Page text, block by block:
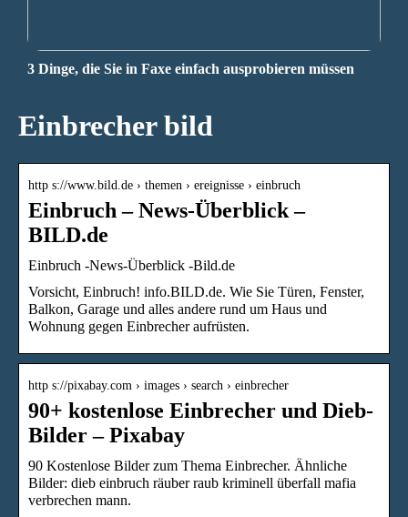
3 Dinge, die Sie in Faxe einfach ausprobieren müssen
Einbrecher bild
http s://www.bild.de › themen › ereignisse › einbruch
Einbruch – News-Überblick –
BILD.de
Einbruch -News-Überblick -Bild.de
Vorsicht, Einbruch! info.BILD.de. Wie Sie Türen, Fenster,
Balkon, Garage und alles andere rund um Haus und
Wohnung gegen Einbrecher aufrüsten.
http s://pixabay.com › images › search › einbrecher
90+ kostenlose Einbrecher und Dieb-
Bilder – Pixabay
90 Kostenlose Bilder zum Thema Einbrecher. Ähnliche
Bilder: dieb einbruch räuber raub kriminell überfall mafia
verbrechen mann.